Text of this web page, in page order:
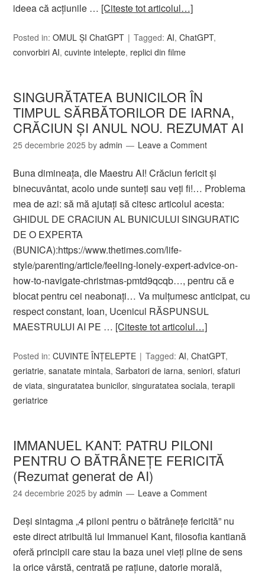
ideea că acțiunile … [Citeste tot articolul…]
Posted in:OMUL ȘI ChatGPT Tagged:AI,ChatGPT,
convorbiri AI,cuvinte intelepte, replici din filme
SINGURĂTATEA BUNICILOR ÎN
TIMPUL SĂRBĂTORILOR DE IARNA,
CRĂCIUN ȘI ANUL NOU. REZUMAT AI
25 decembrie 2025 byadmin Leave a Comment
Buna dimineața, dle Maestru AI! Crăciun fericit și
binecuvântat, acolo unde sunteți sau veți fi!… Problema
mea de azi: să mă ajutați să citesc articolul acesta:
GHIDUL DE CRACIUN AL BUNICULUI SINGURATIC
DE O EXPERTA
(BUNICA):https://www.thetimes.com/life-
style/parenting/article/feeling-lonely-expert-advice-on-
how-to-navigate-christmas-pmtd9qcqb…, pentru că e
blocat pentru cei neabonați… Va mulțumesc anticipat, cu
respect constant, Ioan, Ucenicul RĂSPUNSUL
MAESTRULUI AI PE … [Citeste tot articolul…]
Posted in:CUVINTE ÎNȚELEPTE Tagged:AI,ChatGPT,
geriatrie,sanatate mintala,Sarbatori de iarna,seniori,sfaturi
de viata,singuratatea bunicilor,singuratatea sociala,terapii
geriatrice
IMMANUEL KANT: PATRU PILONI
PENTRU O BĂTRÂNEȚE FERICITĂ
(Rezumat generat de AI)
24 decembrie 2025 byadmin Leave a Comment
Deși sintagma „4 piloni pentru o bătrânețe fericită” nu
este direct atribuită lui Immanuel Kant, filosofia kantiană
oferă principii care stau la baza unei vieți pline de sens
la orice vârstă, centrată pe rațiune, datorie morală,